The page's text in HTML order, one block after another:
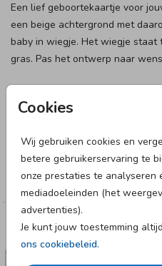
Cookies
Wij gebruiken cookies en
betere gebruikerservaring te
onze prestaties te analyseren
mediadoeleinden (het
advertenties).
Je kunt jouw toestemming
ons cookiebeleid.
Een lief geboortekaartje voor
een beige achtergrond met
baby in wiegje. Het wiegje staat
gras. Pas het ontwerp naar
Collectie
Jongen
Deze designs vind je